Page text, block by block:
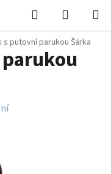
Hledat
KOŠÍK
s putovní parukou Šárka